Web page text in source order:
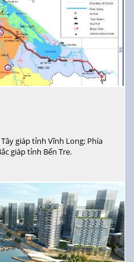
giáp tỉnh Vĩnh Long; Phía
giáp tỉnh Bến Tre.